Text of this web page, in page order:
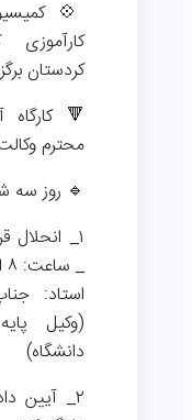
کردستان
🔻
محترم وکالت
🔹️ روز سه شنبه ۳۰ بهمن
۱_ انحلال
_ ساعت: ۸ الی ۱۰
استاد:
(وکیل
دانشگاه)
۲_ آیین